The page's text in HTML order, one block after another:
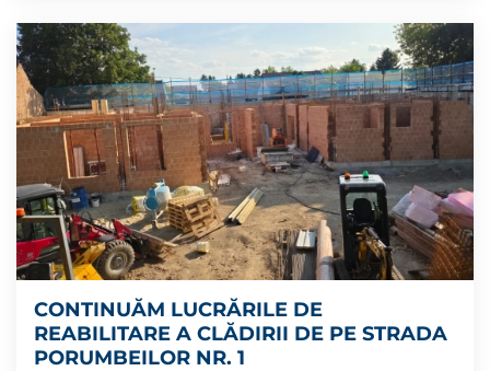
CONTINUĂM LUCRĂRILE DE
REABILITARE A CLĂDIRII DE PE STRADA
PORUMBEILOR NR. 1